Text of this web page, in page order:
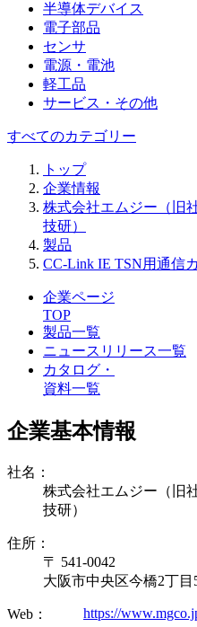
半導体デバイス
電子部品
センサ
電源・電池
軽工品
サービス・その他
すべてのカテゴリー
トップ
企業情報
株式会社エムジー（旧
技研）
製品
CC-Link IE TSN用通信
企業ページ
TOP
製品一覧
ニュースリリース一覧
カタログ・
資料一覧
企業基本情報
社名：
株式会社エムジー（旧
技研）
住所：
〒 541-0042
大阪市中央区今橋2丁
Web： https://